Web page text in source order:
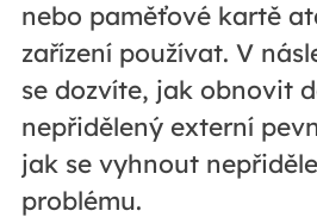
nebo paměťové kartě
zařízení používat. V
se dozvíte, jak obnovit
nepřidělený externí
jak se vyhnout
problému.